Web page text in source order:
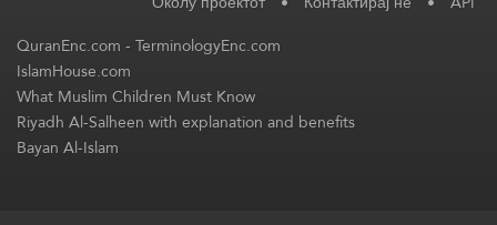
QuranEnc.com-TerminologyEnc.com
IslamHouse.com
What Muslim Children Must Know
Riyadh Al-Salheen with explanation and benefits
Bayan Al-Islam